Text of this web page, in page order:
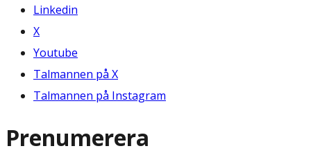
Linkedin
X
Youtube
Talmannen på X
Talmannen på Instagram
Prenumerera